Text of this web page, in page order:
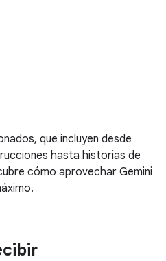
que incluyen desde
hasta historias de
cómo aprovechar Gemini